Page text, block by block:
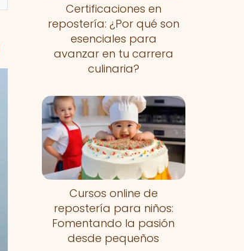
Certificaciones en
repostería: ¿Por qué son
esenciales para
avanzar en tu carrera
culinaria?
Cursos online de
repostería para niños:
Fomentando la pasión
desde pequeños